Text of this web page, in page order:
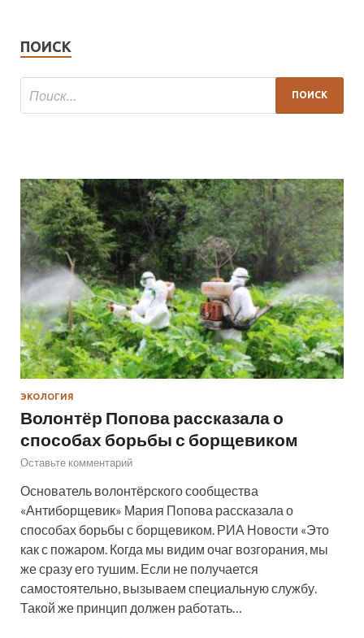
ПОИСК
ЭКОЛОГИЯ
Волонтёр Попова рассказала о
способах борьбы с борщевиком
Оставьте комментарий
Основатель волонтёрского сообщества
«Антиборщевик» Мария Попова рассказала о
способах борьбы с борщевиком. РИА Новости «Это
как с пожаром. Когда мы видим очаг возгорания, мы
же сразу его тушим. Если не получается
самостоятельно, вызываем специальную службу.
Такой же принцип должен работать…